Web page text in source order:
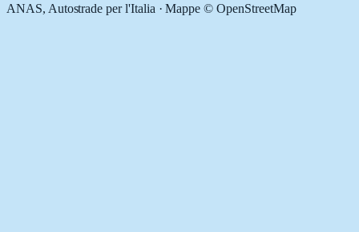
ANAS, Autostrade per l'Italia · Mappe © OpenStreetMap